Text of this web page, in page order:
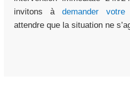
invitons à demander
attendre que la situation ne